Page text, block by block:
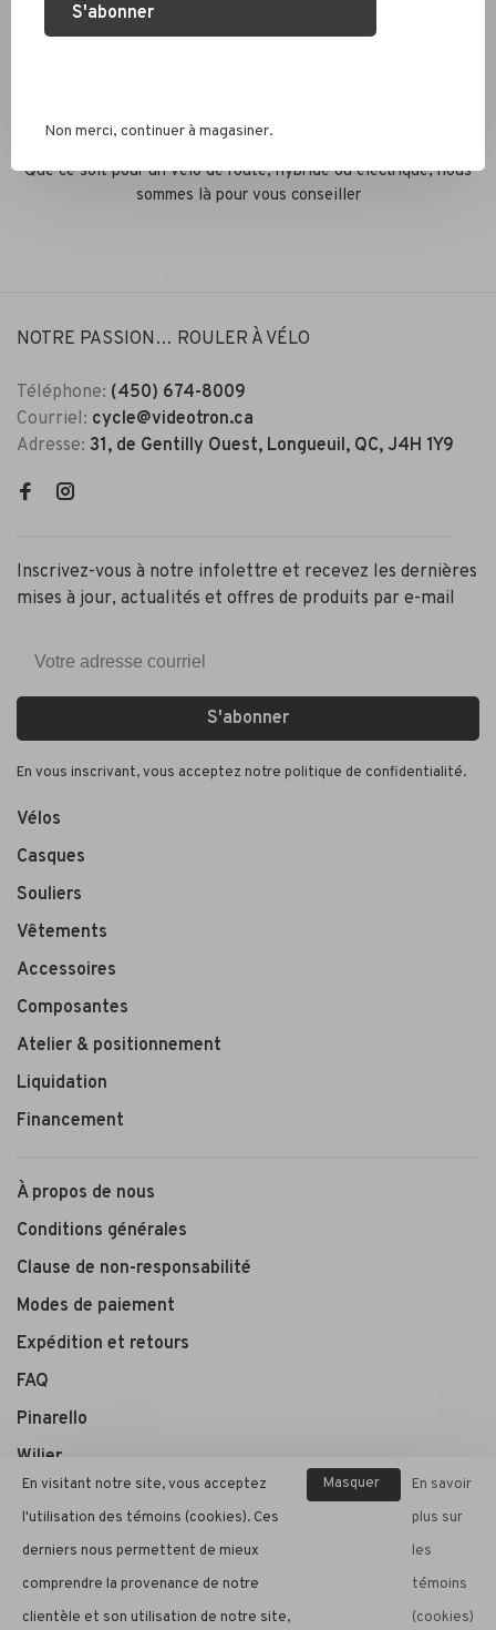
Services conseil
Que ce soit pour un vélo de route, hybride ou électrique, nous
sommes là pour vous conseiller
NOTRE PASSION… ROULER À VÉLO
Téléphone: (450) 674-8009
Courriel: cycle@videotron.ca
Adresse: 31, de Gentilly Ouest, Longueuil, QC, J4H 1Y9
Inscrivez-vous à notre infolettre et recevez les dernières
mises à jour, actualités et offres de produits par e-mail
S'abonner
En vous inscrivant, vous acceptez notre politique de confidentialité.
Vélos
Casques
Souliers
Vêtements
Accessoires
Composantes
Atelier & positionnement
Liquidation
Financement
À propos de nous
Conditions générales
Clause de non-responsabilité
Modes de paiement
Expédition et retours
FAQ
Pinarello
Wilier
André Cycle et Sport
En visitant notre site, vous acceptez
l'utilisation des témoins (cookies). Ces
derniers nous permettent de mieux
comprendre la provenance de notre
clientèle et son utilisation de notre site,
Masquer
En savoir
plus sur
les
témoins
(cookies)
S'abonner
Non merci, continuer à magasiner.